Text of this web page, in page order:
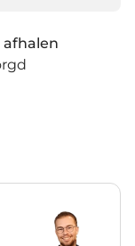
afhalen